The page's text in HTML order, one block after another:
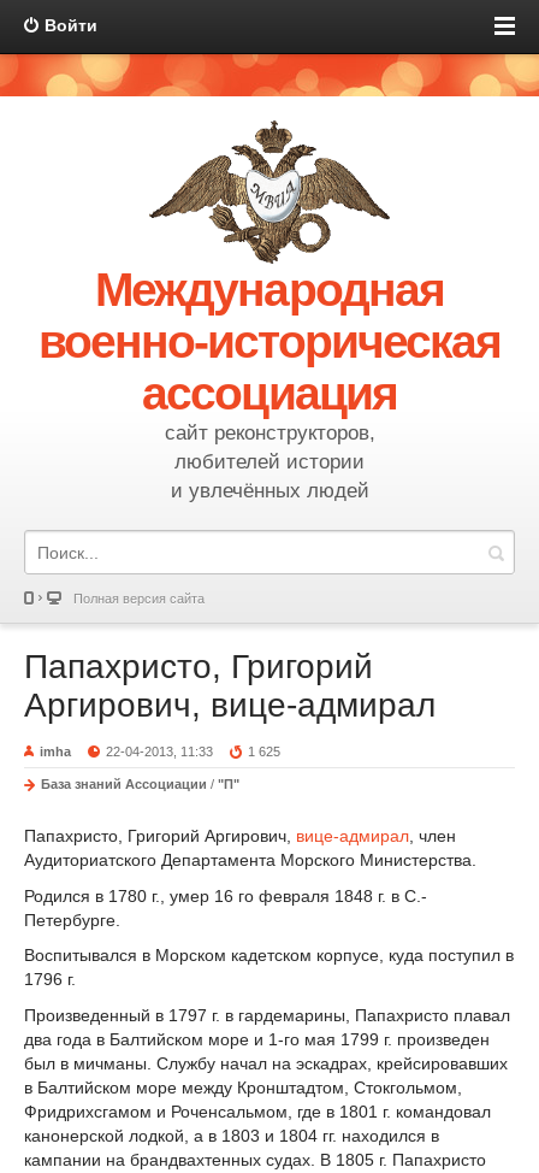
Войти
Международная
военно-историческая
ассоциация
сайт реконструкторов,
любителей истории
и увлечённых людей
Полная версия сайта
Папахристо, Григорий
Аргирович, вице-адмирал
imha 22-04-2013, 11:33 1 625
База знаний Ассоциации / "П"
Папахристо, Григорий Аргирович, вице-адмирал , член
Аудиториатского Департамента Морского Министерства.
Родился в 1780 г., умер 16 го февраля 1848 г. в С.-
Петербурге.
Воспитывался в Морском кадетском корпусе, куда поступил в
1796 г.
Произведенный в 1797 г. в гардемарины, Папахристо плавал
два года в Балтийском море и 1-го мая 1799 г. произведен
был в мичманы. Службу начал на эскадрах, крейсировавших
в Балтийском море между Кронштадтом, Стокгольмом,
Фридрихсгамом и Роченсальмом, где в 1801 г. командовал
канонерской лодкой, а в 1803 и 1804 гг. находился в
кампании на брандвахтенных судах. В 1805 г. Папахристо